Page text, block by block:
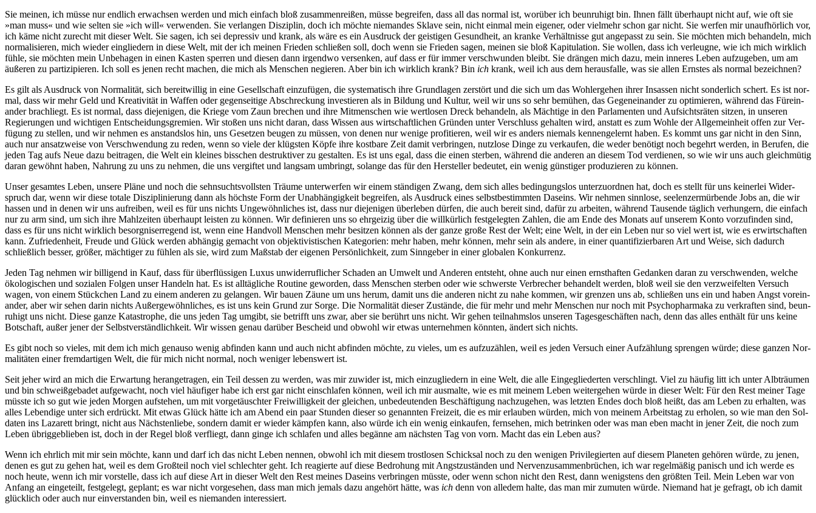
Sie mei­nen, ich müs­se nur end­lich erwach­sen wer­den und mich ein­fach bloß zusam­men­rei­ßen, müs­se begrei­fen, dass all das nor­mal ist, wor­über ich beun­ru­higt bin. Ihnen fällt über­haupt nicht auf, wie oft sie
»man muss« und wie sel­ten sie »ich will« ver­wen­den. Sie ver­lan­gen Dis­zi­plin, doch ich möch­te nie­man­des Skla­ve sein, nicht ein­mal mein eige­ner, oder viel­mehr schon gar nicht. Sie wer­fen mir unauf­hör­lich vor,
ich käme nicht zurecht mit die­ser Welt. Sie sagen, ich sei depres­siv und krank, als wäre es ein Aus­druck der geis­ti­gen Gesund­heit, an kran­ke Ver­hält­nis­se gut ange­passt zu sein. Sie möch­ten mich behan­deln, mich
nor­ma­li­sie­ren, mich wie­der ein­glie­dern in die­se Welt, mit der ich mei­nen Frie­den schlie­ßen soll, doch wenn sie Frie­den sagen, mei­nen sie bloß Kapi­tu­la­ti­on. Sie wol­len, dass ich ver­leug­ne, wie ich mich wirk­lich
füh­le, sie möch­ten mein Unbe­ha­gen in einen Kas­ten sper­ren und die­sen dann irgend­wo ver­sen­ken, auf dass er für immer ver­schwun­den bleibt. Sie drän­gen mich dazu, mein inne­res Leben auf­zu­ge­ben, um am
äuße­ren zu par­ti­zi­pie­ren. Ich soll es jenen recht machen, die mich als Men­schen negie­ren. Aber bin ich wirk­lich krank? Bin ich krank, weil ich aus dem her­aus­fal­le, was sie allen Erns­tes als nor­mal bezeichnen?
Es gilt als Aus­druck von Nor­ma­li­tät, sich bereit­wil­lig in eine Gesell­schaft ein­zu­fü­gen, die sys­te­ma­tisch ihre Grund­la­gen zer­stört und die sich um das Wohl­erge­hen ihrer Insas­sen nicht son­der­lich schert. Es ist nor­
mal, dass wir mehr Geld und Krea­ti­vi­tät in Waf­fen oder gegen­sei­ti­ge Abschre­ckung inves­tie­ren als in Bil­dung und Kul­tur, weil wir uns so sehr bemü­hen, das Gegen­ein­an­der zu opti­mie­ren, wäh­rend das Für­ein­
an­der brach­liegt. Es ist nor­mal, dass die­je­ni­gen, die Krie­ge vom Zaun bre­chen und ihre Mit­men­schen wie wert­lo­sen Dreck behan­deln, als Mäch­ti­ge in den Par­la­men­ten und Auf­sichts­rä­ten sit­zen, in unse­ren
Regie­run­gen und wich­ti­gen Ent­schei­dungs­gre­mi­en. Wir sto­ßen uns nicht dar­an, dass Wis­sen aus wirt­schaft­li­chen Grün­den unter Ver­schluss gehal­ten wird, anstatt es zum Woh­le der All­ge­mein­heit offen zur Ver­
fü­gung zu stel­len, und wir neh­men es anstands­los hin, uns Geset­zen beu­gen zu müs­sen, von denen nur weni­ge pro­fi­tie­ren, weil wir es anders nie­mals ken­nen­ge­lernt haben. Es kommt uns gar nicht in den Sinn,
auch nur ansatz­wei­se von Ver­schwen­dung zu reden, wenn so vie­le der klügs­ten Köp­fe ihre kost­ba­re Zeit damit ver­brin­gen, nutz­lo­se Din­ge zu ver­kau­fen, die weder benö­tigt noch begehrt wer­den, in Beru­fen, die
jeden Tag aufs Neue dazu bei­tra­gen, die Welt ein klei­nes biss­chen destruk­ti­ver zu gestal­ten. Es ist uns egal, dass die einen ster­ben, wäh­rend die ande­ren an die­sem Tod ver­die­nen, so wie wir uns auch gleich­mü­tig
dar­an gewöhnt haben, Nah­rung zu uns zu neh­men, die uns ver­gif­tet und lang­sam umbringt, solan­ge das für den Her­stel­ler bedeu­tet, ein wenig güns­ti­ger pro­du­zie­ren zu können.
Unser gesam­tes Leben, unse­re Plä­ne und noch die sehn­suchts­volls­ten Träu­me unter­wer­fen wir einem stän­di­gen Zwang, dem sich alles bedin­gungs­los unter­zu­ord­nen hat, doch es stellt für uns kei­ner­lei Wider­
spruch dar, wenn wir die­se tota­le Dis­zi­pli­nie­rung dann als höchs­te Form der Unab­hän­gig­keit begrei­fen, als Aus­druck eines selbst­be­stimm­ten Daseins. Wir neh­men sinn­lo­se, see­len­zer­mür­ben­de Jobs an, die wir
has­sen und in denen wir uns auf­rei­ben, weil es für uns nichts Unge­wöhn­li­ches ist, dass nur die­je­ni­gen über­le­ben dür­fen, die auch bereit sind, dafür zu arbei­ten, wäh­rend Tau­sen­de täg­lich ver­hun­gern, die ein­fach
nur zu arm sind, um sich ihre Mahl­zei­ten über­haupt leis­ten zu kön­nen. Wir defi­nie­ren uns so ehr­gei­zig über die will­kür­lich fest­ge­leg­ten Zah­len, die am Ende des Monats auf unse­rem Kon­to vor­zu­fin­den sind,
dass es für uns nicht wirk­lich besorg­nis­er­re­gend ist, wenn eine Hand­voll Men­schen mehr besit­zen kön­nen als der gan­ze gro­ße Rest der Welt; eine Welt, in der ein Leben nur so viel wert ist, wie es erwirt­schaf­ten
kann. Zufrie­den­heit, Freu­de und Glück wer­den abhän­gig gemacht von objek­ti­vis­ti­schen Kate­go­rien: mehr haben, mehr kön­nen, mehr sein als ande­re, in einer quan­ti­fi­zier­ba­ren Art und Wei­se, sich dadurch
schließ­lich bes­ser, grö­ßer, mäch­ti­ger zu füh­len als sie, wird zum Maß­stab der eige­nen Per­sön­lich­keit, zum Sinn­ge­ber in einer glo­ba­len Konkurrenz.
Jeden Tag neh­men wir bil­li­gend in Kauf, dass für über­flüs­si­gen Luxus unwi­der­ruf­li­cher Scha­den an Umwelt und Ande­ren ent­steht, ohne auch nur einen ernst­haf­ten Gedan­ken dar­an zu ver­schwen­den, wel­che
öko­lo­gi­schen und sozia­len Fol­gen unser Han­deln hat. Es ist all­täg­li­che Rou­ti­ne gewor­den, dass Men­schen ster­ben oder wie schwers­te Ver­bre­cher behan­delt wer­den, bloß weil sie den ver­zwei­fel­ten Ver­such
wagen, von einem Stück­chen Land zu einem ande­ren zu gelan­gen. Wir bau­en Zäu­ne um uns her­um, damit uns die ande­ren nicht zu nahe kom­men, wir gren­zen uns ab, schlie­ßen uns ein und haben Angst vor­ein­
an­der, aber wir sehen dar­in nichts Außer­ge­wöhn­li­ches, es ist uns kein Grund zur Sor­ge. Die Nor­ma­li­tät die­ser Zustän­de, die für mehr und mehr Men­schen nur noch mit Psy­cho­phar­ma­ka zu ver­kraf­ten sind, beun­
ru­higt uns nicht. Die­se gan­ze Kata­stro­phe, die uns jeden Tag umgibt, sie betrifft uns zwar, aber sie berührt uns nicht. Wir gehen teil­nahms­los unse­ren Tages­ge­schäf­ten nach, denn das alles ent­hält für uns kei­ne
Bot­schaft, außer jener der Selbst­ver­ständ­lich­keit. Wir wis­sen genau dar­über Bescheid und obwohl wir etwas unter­neh­men könn­ten, ändert sich nichts.
Es gibt noch so vie­les, mit dem ich mich genau­so wenig abfin­den kann und auch nicht abfin­den möch­te, zu vie­les, um es auf­zu­zäh­len, weil es jeden Ver­such einer Auf­zäh­lung spren­gen wür­de; die­se gan­zen Nor­
ma­li­tä­ten einer fremd­ar­ti­gen Welt, die für mich nicht nor­mal, noch weni­ger lebens­wert ist.
Seit jeher wird an mich die Erwar­tung her­an­ge­tra­gen, ein Teil des­sen zu wer­den, was mir zuwi­der ist, mich ein­zu­glie­dern in eine Welt, die alle Ein­ge­glie­der­ten ver­schlingt. Viel zu häu­fig litt ich unter Alb­träu­men
und bin schweiß­ge­ba­det auf­ge­wacht, noch viel häu­fi­ger habe ich erst gar nicht ein­schla­fen kön­nen, weil ich mir aus­mal­te, wie es mit mei­nem Leben wei­ter­ge­hen wür­de in die­ser Welt: Für den Rest mei­ner Tage
müss­te ich so gut wie jeden Mor­gen auf­ste­hen, um mit vor­ge­täusch­ter Frei­wil­lig­keit der glei­chen, unbe­deu­ten­den Beschäf­ti­gung nach­zu­ge­hen, was letz­ten Endes doch bloß heißt, das am Leben zu erhal­ten, was
alles Leben­di­ge unter sich erdrückt. Mit etwas Glück hät­te ich am Abend ein paar Stun­den die­ser so genann­ten Frei­zeit, die es mir erlau­ben wür­den, mich von mei­nem Arbeits­tag zu erho­len, so wie man den Sol­
da­ten ins Laza­rett bringt, nicht aus Nächs­ten­lie­be, son­dern damit er wie­der kämp­fen kann, also wür­de ich ein wenig ein­kau­fen, fern­se­hen, mich betrin­ken oder was man eben macht in jener Zeit, die noch zum
Leben übrig­ge­blie­ben ist, doch in der Regel bloß ver­fliegt, dann gin­ge ich schla­fen und alles begän­ne am nächs­ten Tag von vorn. Macht das ein Leben aus?
Wenn ich ehr­lich mit mir sein möch­te, kann und darf ich das nicht Leben nen­nen, obwohl ich mit die­sem trost­lo­sen Schick­sal noch zu den weni­gen Pri­vi­le­gier­ten auf die­sem Pla­ne­ten gehö­ren wür­de, zu jenen,
denen es gut zu gehen hat, weil es dem Groß­teil noch viel schlech­ter geht. Ich reagier­te auf die­se Bedro­hung mit Angst­zu­stän­den und Ner­ven­zu­sam­men­brü­chen, ich war regel­mä­ßig panisch und ich wer­de es
noch heu­te, wenn ich mir vor­stel­le, dass ich auf die­se Art in die­ser Welt den Rest mei­nes Daseins ver­brin­gen müss­te, oder wenn schon nicht den Rest, dann wenigs­tens den größ­ten Teil. Mein Leben war von
Anfang an ein­ge­teilt, fest­ge­legt, geplant; es war nicht vor­ge­se­hen, dass man mich jemals dazu ange­hört hät­te, was ich denn von alle­dem hal­te, das man mir zumu­ten wür­de. Nie­mand hat je gefragt, ob ich damit
glück­lich oder auch nur ein­ver­stan­den bin, weil es nie­man­den interessiert.